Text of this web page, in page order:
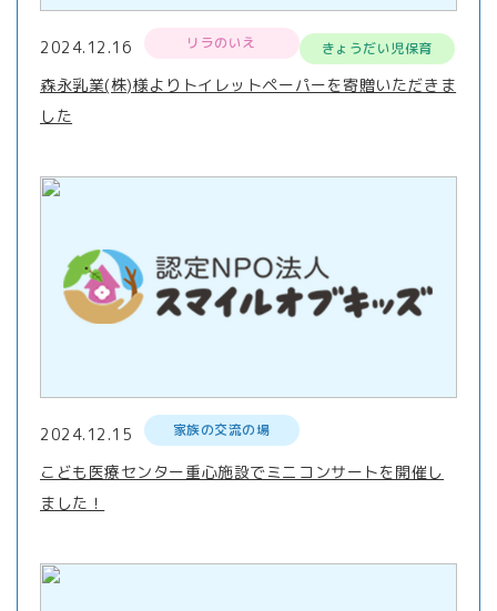
2024.12.16 リラのいえ きょうだい児保育
森永乳業(株)様よりトイレットペーパーを寄贈いただきま
した
2024.12.15 家族の交流の場
こども医療センター重心施設でミニコンサートを開催し
ました！